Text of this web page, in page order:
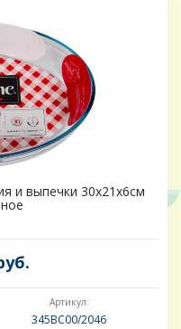
и выпечки 30x21х6см
Артикул:
345BC00/2046